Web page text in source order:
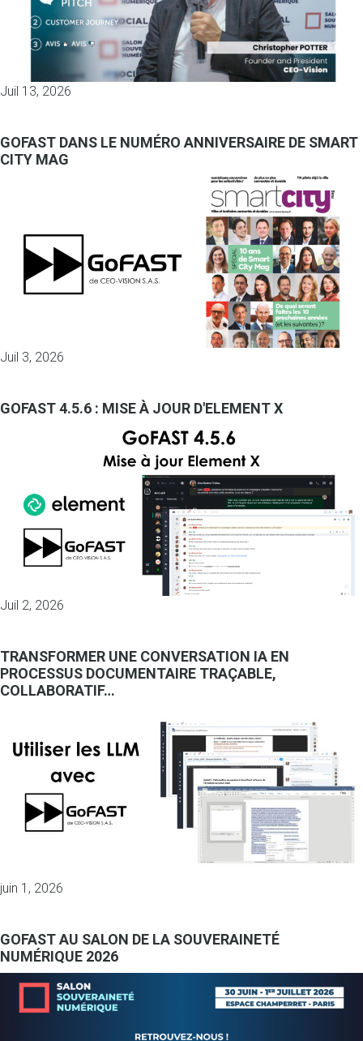
Juil 13, 2026
GOFAST DANS LE NUMÉRO ANNIVERSAIRE DE SMART
CITY MAG
Juil 3, 2026
GOFAST 4.5.6 : MISE À JOUR D'ELEMENT X
Juil 2, 2026
TRANSFORMER UNE CONVERSATION IA EN
PROCESSUS DOCUMENTAIRE TRAÇABLE,
COLLABORATIF…
juin 1, 2026
GOFAST AU SALON DE LA SOUVERAINETÉ
NUMÉRIQUE 2026